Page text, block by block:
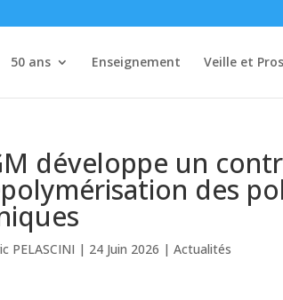
50 ans Enseignement Veille et
développe un
des
PELASCINI | 24 Juin 2026 |Actualités